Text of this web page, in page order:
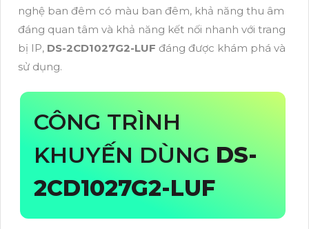
nghệ ban đêm có màu ban đêm, khả năng thu âm
đáng quan tâm và khả năng kết nối nhanh với trang
bị IP, DS-2CD1027G2-LUF đáng được khám phá và
sử dụng.
CÔNG TRÌNH
KHUYẾN DÙNG DS-
2CD1027G2-LUF